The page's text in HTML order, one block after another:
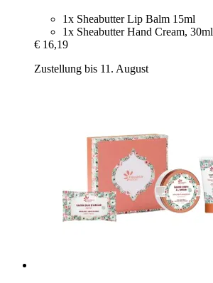
1x Sheabutter Lip Balm 15ml
1x Sheabutter Hand Cream, 30ml
€ 16,19
Zustellung bis 11. August